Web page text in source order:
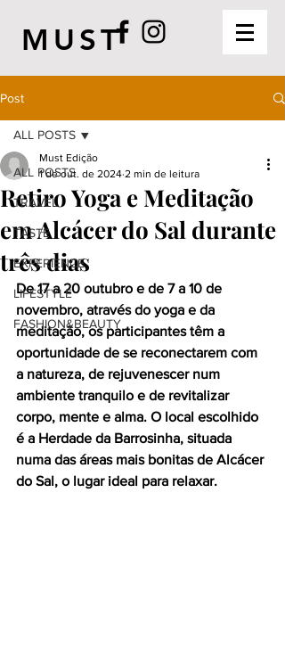
MUST
Post
ALL POSTS
TRAVEL
TASTE
EXPERIENCE
LIFESTYLE
FASHION&BEAUTY
ALL POSTS
Retiro Yoga e Meditação
em Alcácer do Sal durante
três dias
Must Edição
1 de out. de 2024 2 min de leitura
De 17 a 20 outubro e de 7 a 10 de
novembro, através do yoga e da
meditação, os participantes têm a
oportunidade de se reconectarem com
a natureza, de rejuvenescer num
ambiente tranquilo e de revitalizar
corpo, mente e alma. O local escolhido
é a Herdade da Barrosinha, situada
numa das áreas mais bonitas de Alcácer
do Sal, o lugar ideal para relaxar.